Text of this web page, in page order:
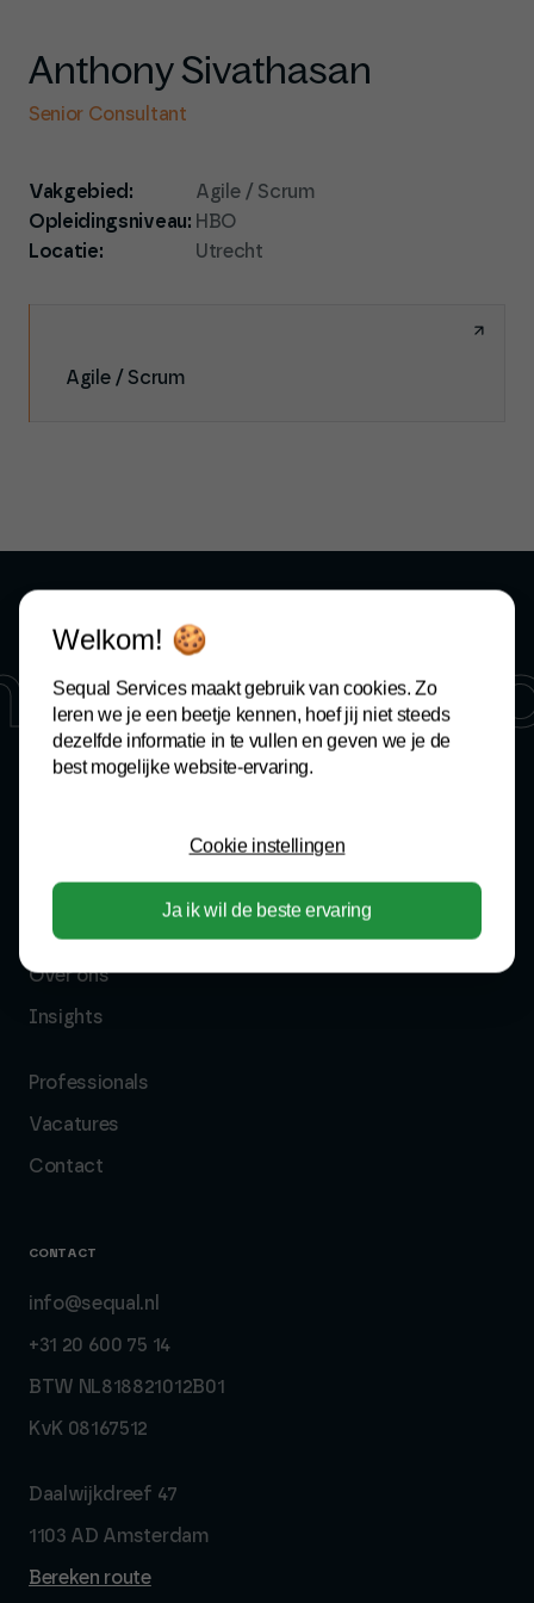
Anthony Sivathasan
Senior Consultant
Vakgebied:
Agile / Scrum
Opleidingsniveau: HBO
Locatie:
Utrecht
Agile / Scrum
Let's
Werkwijze
Vakgebieden
Over ons
Insights
Professionals
Vacatures
Contact
CONTACT
info@sequal.nl
+31 20 600 75 14
BTW NL818821012B01
KvK 08167512
Daalwijkdreef 47
1103 AD Amsterdam
Bereken route
Welkom! 🍪
Sequal Services maakt gebruik van cookies. Zo
leren we je een beetje kennen, hoef jij niet steeds
dezelfde informatie in te vullen en geven we je de
best mogelijke website-ervaring.
Cookie instellingen
Ja ik wil de beste ervaring